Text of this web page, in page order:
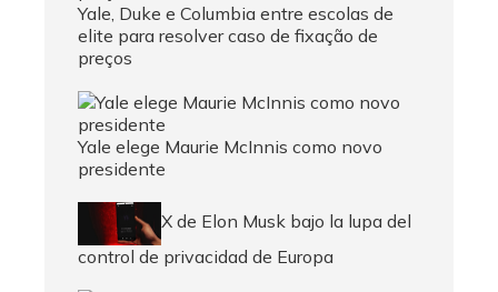
Yale, Duke e Columbia entre escolas de
elite para resolver caso de fixação de
preços
Yale elege Maurie McInnis como novo
presidente
X de Elon Musk bajo la lupa del
control de privacidad de Europa